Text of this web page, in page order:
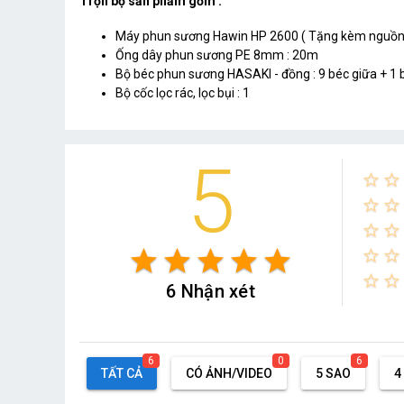
Máy phun sương Hawin HP 2600 ( Tặng kèm
Ống dây phun sương PE 8mm : 20m
Bộ béc phun sương HASAKI - đồng : 9 béc giữa + 1
Bộ cốc lọc rác, lọc bụi : 1
5
star star star star star
6 Nhận xét
star_border star_border
star_border star_border
star_border star_border
star_border star_border
star_border star_border
TẤT CẢ
6
CÓ ẢNH/VIDEO
0
5 SAO
6
4